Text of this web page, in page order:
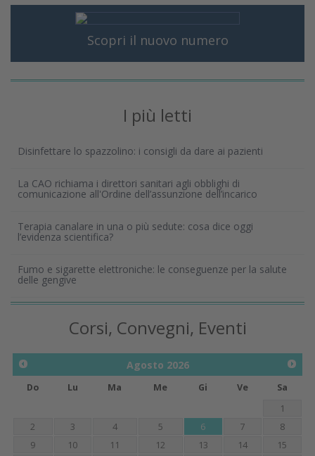
Scopri il nuovo numero
I più letti
Disinfettare lo spazzolino: i consigli da dare ai pazienti
La CAO richiama i direttori sanitari agli obblighi di
comunicazione all'Ordine dell’assunzione dell’incarico
Terapia canalare in una o più sedute: cosa dice oggi
l’evidenza scientifica?
Fumo e sigarette elettroniche: le conseguenze per la salute
delle gengive
Corsi, Convegni, Eventi
Agosto 2026
Do Lu Ma Me Gi Ve
Sa
1
2
3 4 5 6 7
8
9
10 11 12 13 14
15